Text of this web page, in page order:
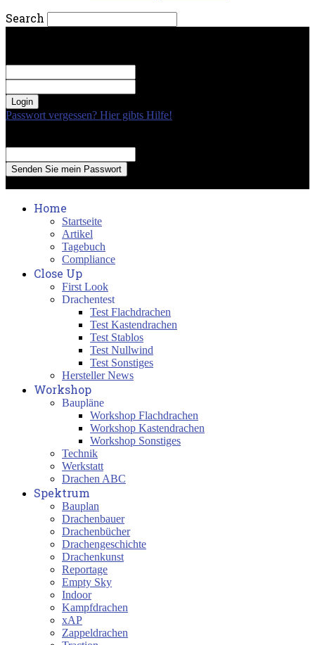
Search
Passwort vergessen? Hier gibts Hilfe!
Home
Startseite
Artikel
Tagebuch
Compliance
Close Up
First Look
Drachentest
Test Flachdrachen
Test Kastendrachen
Test Stablos
Test Nullwind
Test Sonstiges
Hersteller News
Workshop
Baupläne
Workshop Flachdrachen
Workshop Kastendrachen
Workshop Sonstiges
Technik
Werkstatt
Drachen ABC
Spektrum
Bauplan
Drachenbauer
Drachenbücher
Drachengeschichte
Drachenkunst
Reportage
Empty Sky
Indoor
Kampfdrachen
xAP
Zappeldrachen